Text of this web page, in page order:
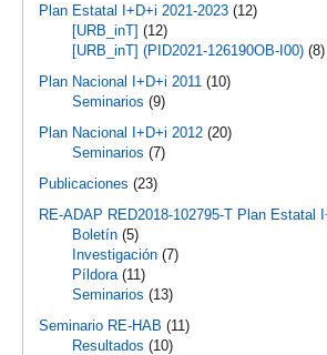
Plan Estatal I+D+i 2021-2023 (12)
[URB_inT] (12)
[URB_inT] (PID2021-126190OB-I00) (8)
Plan Nacional I+D+i 2011 (10)
Seminarios (9)
Plan Nacional I+D+i 2012 (20)
Seminarios (7)
Publicaciones (23)
RE-ADAP RED2018-102795-T Plan Estatal
Boletín (5)
Investigación (7)
Píldora (11)
Seminarios (13)
Seminario RE-HAB (11)
Resultados (10)